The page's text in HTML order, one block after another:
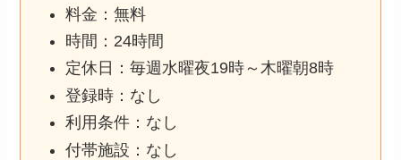
料金：無料
時間：24時間
定休日：毎週水曜夜19時～木曜朝8時
登録時：なし
利用条件：なし
付帯施設：なし